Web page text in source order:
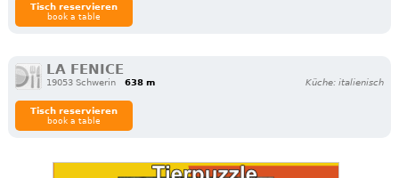
Tisch reservieren
book a table
LA FENICE
19053 Schwerin 638 m Küche: italienisch
Tisch reservieren
book a table